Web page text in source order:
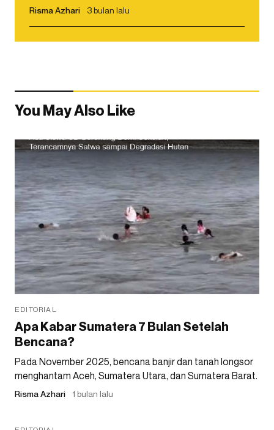
Risma Azhari 3 bulan lalu
You May Also Like
EDITORIAL
Apa Kabar Sumatera 7 Bulan Setelah
Bencana?
Pada November 2025, bencana banjir dan tanah longsor
menghantam Aceh, Sumatera Utara, dan Sumatera Barat.
Risma Azhari 1 bulan lalu